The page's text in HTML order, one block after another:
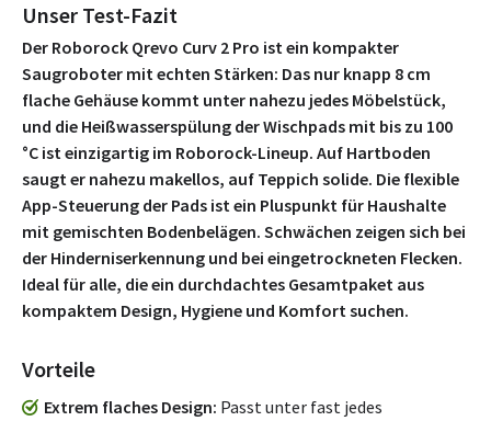
Unser Test-Fazit
Der Roborock Qrevo Curv 2 Pro ist ein kompakter
Saugroboter mit echten Stärken: Das nur knapp 8 cm
flache Gehäuse kommt unter nahezu jedes Möbelstück,
und die Heißwasserspülung der Wischpads mit bis zu 100
°C ist einzigartig im Roborock-Lineup. Auf Hartboden
saugt er nahezu makellos, auf Teppich solide. Die flexible
App-Steuerung der Pads ist ein Pluspunkt für Haushalte
mit gemischten Bodenbelägen. Schwächen zeigen sich bei
der Hinderniserkennung und bei eingetrockneten Flecken.
Ideal für alle, die ein durchdachtes Gesamtpaket aus
kompaktem Design, Hygiene und Komfort suchen.
Vorteile
Extrem flaches Design Passt unter fast jedes